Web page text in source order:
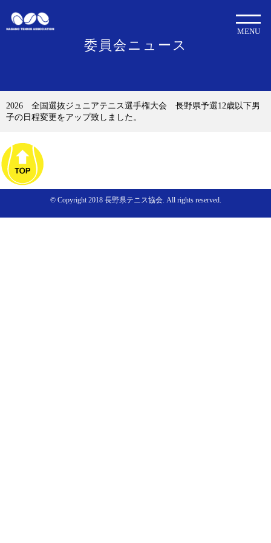
委員会ニュース
MENU
2026 全国選抜ジュニアテニス選手権大会 長野県予選12歳以下男
子の日程変更をアップ致しました。
© Copyright 2018 長野県テニス協会. All rights reserved.